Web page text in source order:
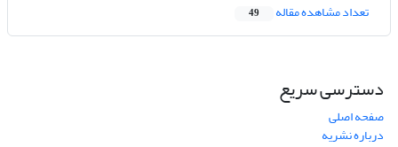
تعداد مشاهده مقاله 49
دسترسی سریع
صفحه اصلی
درباره نشریه